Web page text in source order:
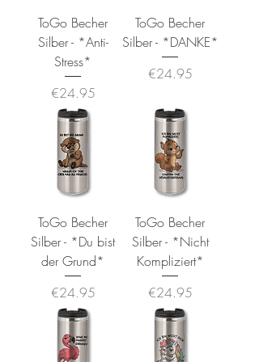
ToGo Becher
Silber - *Anti-
Stress*
Price
€24.95
ToGo Becher
Silber - *DANKE*
Price
€24.95
ToGo Becher
Silber - *Du bist
der Grund*
Price
€24.95
ToGo Becher
Silber - *Nicht
Kompliziert*
Price
€24.95